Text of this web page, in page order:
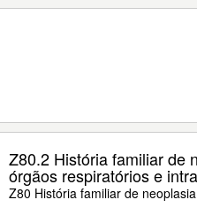
Z80.2 História familiar de
órgãos respiratórios e
Z80 História familiar de